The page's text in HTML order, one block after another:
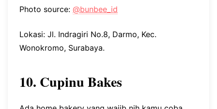
Photo source: @bunbee_id
Lokasi: Jl. Indragiri No.8, Darmo, Kec.
Wonokromo, Surabaya.
10. Cupinu Bakes